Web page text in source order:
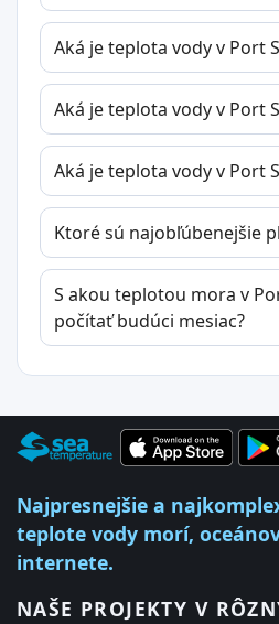
Aká je teplota vody v Port
Aká je teplota vody v Port
Aká je teplota vody v Port
Ktoré sú najobľúbenejšie
S akou teplotou mora v
počítať budúci mesiac?
Najpresnejšie a
teplote vody morí,
internete.
NAŠE PROJEKTY V